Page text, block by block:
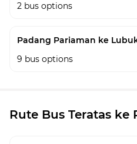
2 bus options
Padang Pariaman ke
9 bus options
Rute Bus Teratas ke